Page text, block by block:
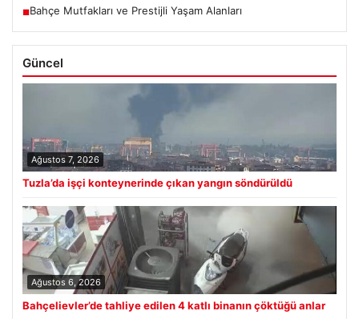
■Bahçe Mutfakları ve Prestijli Yaşam Alanları
Güncel
Ağustos 7, 2026
Tuzla’da işçi konteynerinde çıkan yangın söndürüldü
Ağustos 6, 2026
Bahçelievler’de tahliye edilen 4 katlı binanın çöktüğü anlar